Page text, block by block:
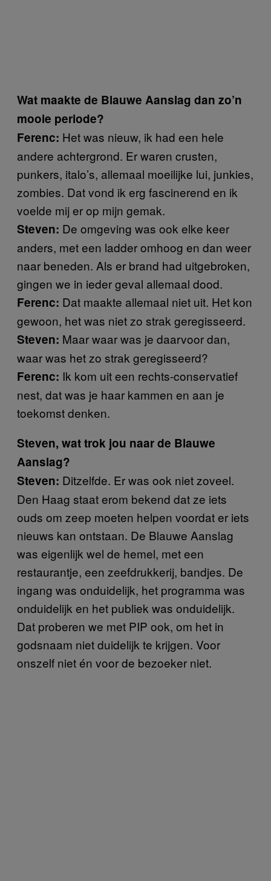
Wat maakte de Blauwe Aanslag dan zo’n
mooie periode?
Ferenc: Het was nieuw, ik had een hele
andere achtergrond. Er waren crusten,
punkers, italo’s, allemaal moeilijke lui, junkies,
zombies. Dat vond ik erg fascinerend en ik
voelde mij er op mijn gemak.
Steven: De omgeving was ook elke keer
anders, met een ladder omhoog en dan weer
naar beneden. Als er brand had uitgebroken,
gingen we in ieder geval allemaal dood.
Ferenc: Dat maakte allemaal niet uit. Het kon
gewoon, het was niet zo strak geregisseerd.
Steven: Maar waar was je daarvoor dan,
waar was het zo strak geregisseerd?
Ferenc: Ik kom uit een rechts-conservatief
nest, dat was je haar kammen en aan je
toekomst denken.
Steven, wat trok jou naar de Blauwe
Aanslag?
Steven: Ditzelfde. Er was ook niet zoveel.
Den Haag staat erom bekend dat ze iets
ouds om zeep moeten helpen voordat er iets
nieuws kan ontstaan. De Blauwe Aanslag
was eigenlijk wel de hemel, met een
restaurantje, een zeefdrukkerij, bandjes. De
ingang was onduidelijk, het programma was
onduidelijk en het publiek was onduidelijk.
Dat proberen we met PIP ook, om het in
godsnaam niet duidelijk te krijgen. Voor
onszelf niet én voor de bezoeker niet.